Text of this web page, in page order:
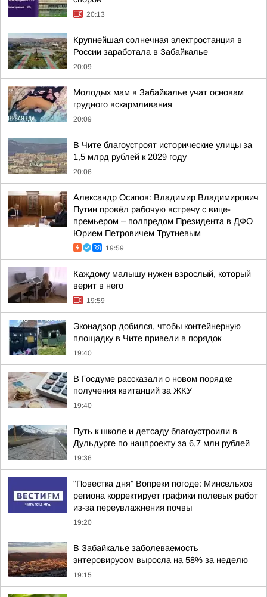
20:13
Крупнейшая солнечная электростанция в
России заработала в Забайкалье
20:09
Молодых мам в Забайкалье учат основам
грудного вскармливания
20:09
В Чите благоустроят исторические улицы за
1,5 млрд рублей к 2029 году
20:06
Александр Осипов: Владимир Владимирович
Путин провёл рабочую встречу с вице-
премьером – полпредом Президента в ДФО
Юрием Петровичем Трутневым
19:59
Каждому малышу нужен взрослый, который
верит в него
19:59
Эконадзор добился, чтобы контейнерную
площадку в Чите привели в порядок
19:40
В Госдуме рассказали о новом порядке
получения квитанций за ЖКУ
19:40
Путь к школе и детсаду благоустроили в
Дульдурге по нацпроекту за 6,7 млн рублей
19:36
"Повестка дня" Вопреки погоде: Минсельхоз
региона корректирует графики полевых работ
из-за переувлажнения почвы
19:20
В Забайкалье заболеваемость
энтеровирусом выросла на 58% за неделю
19:15